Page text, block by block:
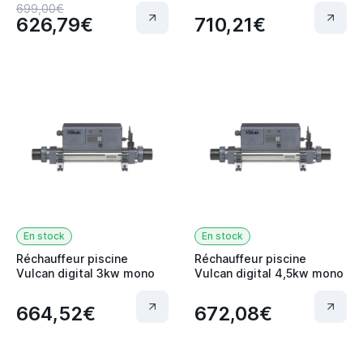
699,00€
626,79€ 710,21€
En stock
Réchauffeur piscine
Vulcan digital 3kw mono
664,52€
En stock
Réchauffeur piscine
Vulcan digital 4,5kw mono
672,08€